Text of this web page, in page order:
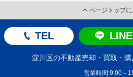
ページトップに
TEL LINE
淀川区の不動産売却・買取・
営業時間:9:00～